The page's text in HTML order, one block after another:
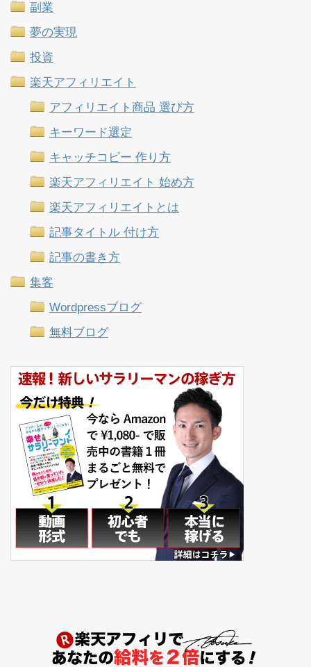
副業
夢の実現
投資
楽天アフィリエイト
アフィリエイト商品 選び方
キーワード選定
キャッチコピー 作り方
楽天アフィリエイト 始め方
楽天アフィリエイトとは
記事タイトル 付け方
記事の書き方
集客
Wordpressブログ
無料ブログ